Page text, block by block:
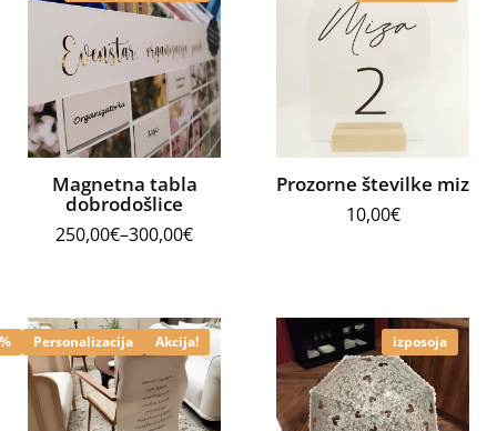
Magnetna tabla
dobrodošlice
250,00€–300,00€
Prozorne številke miz
10,00€
Personalizacija Akcija! izposoja